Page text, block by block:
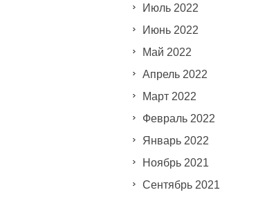
Июль 2022
Июнь 2022
Май 2022
Апрель 2022
Март 2022
Февраль 2022
Январь 2022
Ноябрь 2021
Сентябрь 2021